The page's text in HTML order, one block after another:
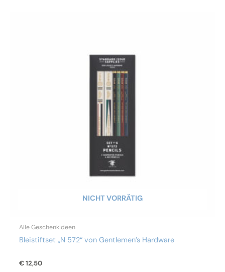
NICHT VORRÄTIG
Alle Geschenkideen
Bleistiftset „N 572“ von Gentlemen’s Hardware
€12,50